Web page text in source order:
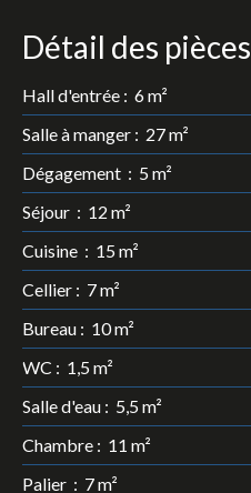
Détail des pièces
Hall d'entrée : 6 m²
Salle à manger : 27 m²
Dégagement : 5 m²
Séjour : 12 m²
Cuisine : 15 m²
Cellier : 7 m²
Bureau : 10 m²
WC : 1,5 m²
Salle d'eau : 5,5 m²
Chambre : 11 m²
Palier : 7 m²